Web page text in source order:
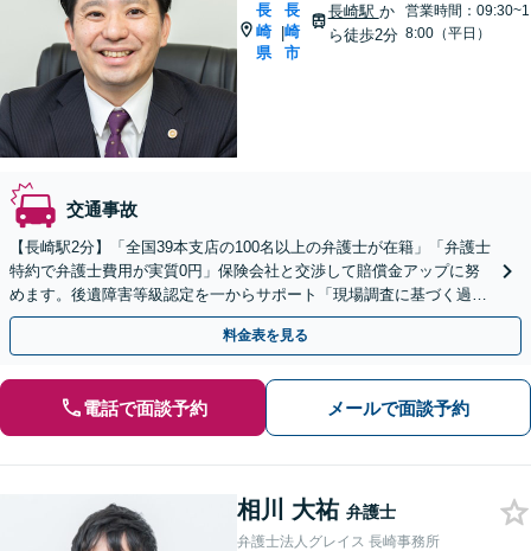
長
崎
県
|
長
崎
市
長崎駅 か
ら徒歩2分
営業時間：09:30~1
8:00（平日）
交通事故
【長崎駅2分】「全国39本支店の100名以上の弁護士が在籍」「弁護士
特約で弁護士費用が実質0円」保険会社と交渉して賠償金アップに努
めます。後遺障害等級認定を一からサポート「現場調査に基づく過失
割合の検証」【夜間・休日面談可】
料金表を見る
電話で面談予約 メールで面談予約
相川 大祐 弁護士
弁護士法人グレイス 長崎事務所